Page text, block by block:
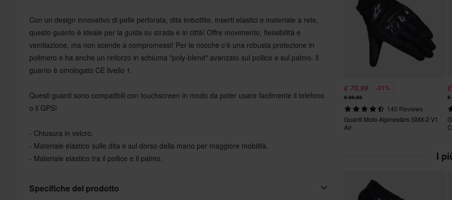
Con un design innovativo di pelle perforata, dita imbottite, inserti elastici e materiale a rete,
questo guanto è ideale per la guida su strada e in città! Offre movimento, flessibilità e
ventilazione, ma non scende a compromessi! Per le nocche c'è una robusta protezione in
polimero e ha anche un rinforzo in schiuma "poly-blend" avanzato sul pollice e sul palmo. Il
guanto è omologato CE livello 1.
Questi guanti sono compatibili con touchscreen in modo da poter usare facilmente il telefono
o il GPS!
- Chiusura in velcro.
- Materiale elastico sulle dita e sul dorso della mano per maggiore mobilità.
- Materiale elastico tra il pollice e il palmo.
Specifiche del prodotto
€ 70,99 -21%
€ 89,95
140 Reviews
Guanti Moto Alpinestars SMX-2 V1
Air
€
I